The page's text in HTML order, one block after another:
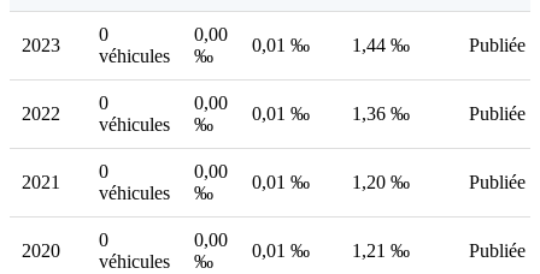
2023
0
véhicules
0,00
‰
0,01 ‰ 1,44 ‰ Publiée
2022
0
véhicules
0,00
‰
0,01 ‰ 1,36 ‰ Publiée
2021
0
véhicules
0,00
‰
0,01 ‰ 1,20 ‰ Publiée
2020
0
véhicules
0,00
‰
0,01 ‰ 1,21 ‰ Publiée